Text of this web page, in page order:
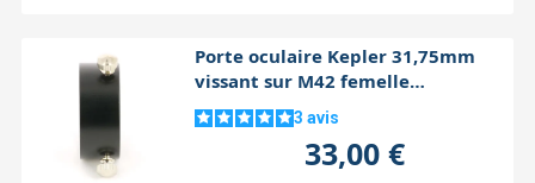
Porte oculaire Kepler 31,75mm
vissant sur M42 femelle
(annulaire)3 avis
33,00 €